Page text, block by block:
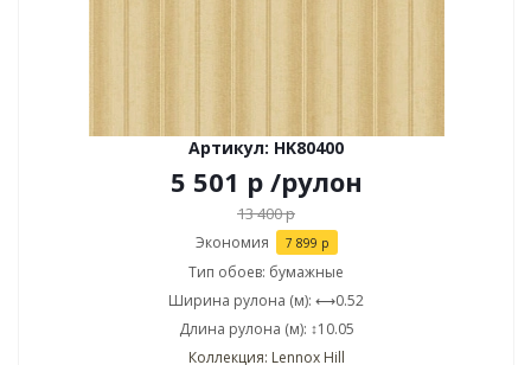
Артикул: HK80400
5 501 р /рулон
13 400р
Экономия 7 899 р
Тип обоев: бумажные
Ширина рулона (м): ⟷0.52
Длина рулона (м): ↕10.05
Коллекция: Lennox Hill